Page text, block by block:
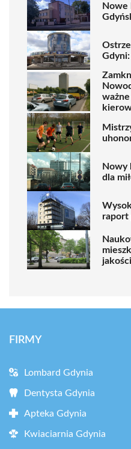
Nowe
Nowy
dla
raport
FIRMY
Lombard Gdynia
Dentysta Gdynia
Apteka Gdynia
Kwiaciarnia Gdynia